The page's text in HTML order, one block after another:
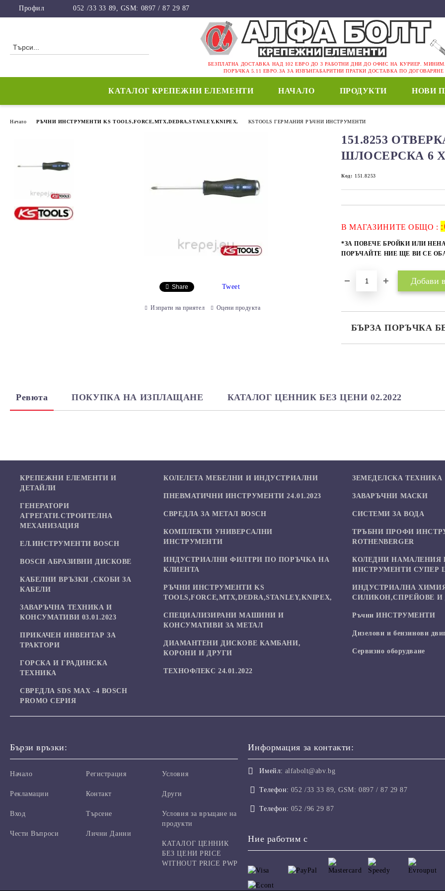
Профил 052 /33 33 89, GSM: 0897 / 87 29 87
БЕЗПЛАТНА ДОСТАВКА НАД 102 ЕВРО ДО 3 РАБОТНИ ДНИ ДО ОФИС НА КУРИЕР.
ПОРЪЧКА 5.11 ЕВРО.ЗА ЗА ИЗВЪНГАБАРИТНИ ПРАТКИ ДОСТАВКА ПО ДОГОВАРЯНЕ
КАТАЛОГ КРЕПЕЖНИ ЕЛЕМЕНТИ НАЧАЛО ПРОДУКТИ НОВИ
Начало РЪЧНИ ИНСТРУМЕНТИ KS TOOLS,FORCE,MTX,DEDRA,STANLEY,KNIPEX, KSTOOLS ГЕРМАНИЯ РЪЧНИ ИНСТРУМЕНТИ
151.8253
ШЛОСЕРСКА 6
Код: 151.8253
В МАГАЗИНИТЕ ОБЩО : :
*ЗА ПОВЕЧЕ БРОЙКИ ИЛИ
ПОРЪЧАЙТЕ НИЕ ЩЕ ВИ СЕ
БЪРЗА ПОРЪЧКА
Share Tweet
Изпрати на приятел Оцени продукта
Ревюта ПОКУПКА НА ИЗПЛАЩАНЕ КАТАЛОГ ЦЕННИК БЕЗ ЦЕНИ 02.2022
КРЕПЕЖНИ ЕЛЕМЕНТИ И
ДЕТАЙЛИ
ГЕНЕРАТОРИ
АГРЕГАТИ.СТРОИТЕЛНА
МЕХАНИЗАЦИЯ
ЕЛ.ИНСТРУМЕНТИ BOSCH
BOSCH АБРАЗИВНИ ДИСКОВЕ
КАБЕЛНИ ВРЪЗКИ ,СКОБИ ЗА
КАБЕЛИ
ЗАВАРЪЧНА ТЕХНИКА И
КОНСУМАТИВИ 03.01.2023
ПРИКАЧЕН ИНВЕНТАР ЗА
ТРАКТОРИ
ГОРСКА И ГРАДИНСКА
ТЕХНИКА
СВРЕДЛА SDS MAX -4 BOSCH
PROMO СЕРИЯ
КОЛЕЛЕТА МЕБЕЛНИ И ИНДУСТРИАЛНИ
ПНЕВМАТИЧНИ ИНСТРУМЕНТИ 24.01.2023
СВРЕДЛА ЗА МЕТАЛ BOSCH
КОМПЛЕКТИ УНИВЕРСАЛНИ
ИНСТРУМЕНТИ
ИНДУСТРИАЛНИ ФИЛТРИ ПО ПОРЪЧКА НА
КЛИЕНТА
РЪЧНИ ИНСТРУМЕНТИ KS
TOOLS,FORCE,MTX,DEDRA,STANLEY,KNIPEX,
СПЕЦИАЛИЗИРАНИ МАШИНИ И
КОНСУМАТИВИ ЗА МЕТАЛ
ДИАМАНТЕНИ ДИСКОВЕ КАМБАНИ,
КОРОНИ И ДРУГИ
ТЕХНОФЛЕКС 24.01.2022
ЗЕМЕДЕЛСКА ТЕХНИКА
ЗАВАРЪЧНИ МАСКИ
СИСТЕМИ ЗА ВОДА
ТРЪБНИ ПРОФИ
ROTHENBERGER
КОЛЕДНИ НАМАЛЕНИЯ
ИНСТРУМЕНТИ СУПЕР
ИНДУСТРИАЛНА
СИЛИКОН,СПРЕЙОВЕ И
Ръчни ИНСТРУМЕНТИ
Дизелови и бензинови
Сервизно оборудване
Бързи връзки:
Начало
Рекламации
Вход
Чести Въпроси
Регистрация
Контакт
Търсене
Лични Данни
Условия
Други
Условия за връщане на
продукти
КАТАЛОГ ЦЕННИК
БЕЗ ЦЕНИ PRICE
WITHOUT PRICE PWP
Информация за контакти:
Имейл: alfabolt@abv.bg
Телефон: 052 /33 33 89, GSM: 0897 / 87 29 87
Телефон: 052 /96 29 87
Ние работим с